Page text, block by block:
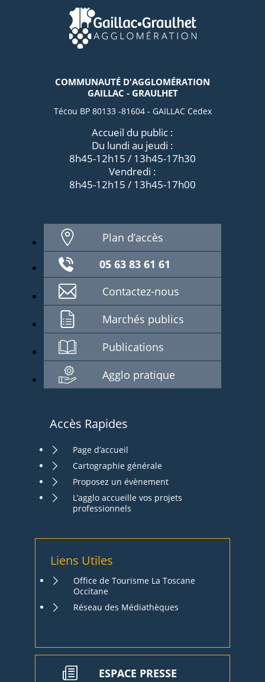
COMMUNAUTÉ D'AGGLOMÉRATION
GAILLAC - GRAULHET
Técou BP 80133 -81604 - GAILLAC Cedex
Accueil du public :
Du lundi au jeudi :
8h45-12h15 / 13h45-17h30
Vendredi :
8h45-12h15 / 13h45-17h00
Plan d’accès
05 63 83 61 61
Contactez-nous
Marchés publics
Publications
Agglo pratique
Accès Rapides
Page d’accueil
Cartographie générale
Proposez un évènement
L’agglo accueille vos projets
professionnels
Liens Utiles
Office de Tourisme La Toscane
Occitane
Réseau des Médiathèques
ESPACE PRESSE